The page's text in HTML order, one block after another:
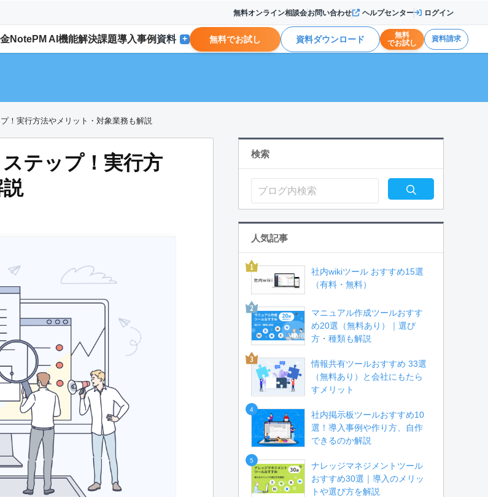
無料オンライン相談会お問い合わせ ヘルプセンター ログイン
NotePM AI 機能解決課題導入事例 資料 + 無料でお試し 資料ダウンロード
無料
でお試し
資料請求
！実行方法やメリット・対象業務も解説
テップ！実行方
検索
人気記事
社内wikiツール おすすめ15選
（有料・無料）
マニュアル作成ツールおすす
め20選（無料あり）｜選び
方・種類も解説
情報共有ツールおすすめ 33選
（無料あり）と会社にもたら
すメリット
4
社内掲示板ツールおすすめ10
選！導入事例や作り方、自作
できるのか解説
5
ナレッジマネジメントツール
おすすめ30選｜導入のメリッ
トや選び方を解説